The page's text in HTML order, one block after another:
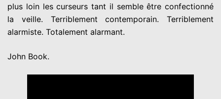
plus loin les curseurs tant il semble être confectionné
la veille. Terriblement contemporain. Terriblement
alarmiste. Totalement alarmant.
John Book.